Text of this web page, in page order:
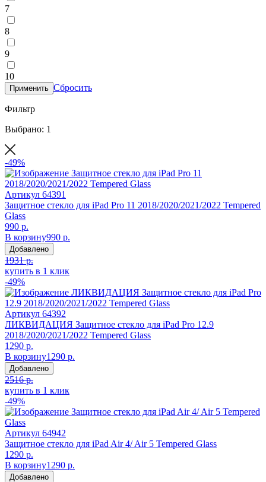
7
8
9
10
Применить Сбросить
Фильтр
Выбрано: 1
-49%
Артикул 64391
Защитное стекло для iPad Pro 11 2018/2020/2021/2022 Tempered
Glass
990 р.
В корзину990 р.
Добавлено
1931 р.
купить в 1 клик
-49%
Артикул 64392
ЛИКВИДАЦИЯ Защитное стекло для iPad Pro 12.9
2018/2020/2021/2022 Tempered Glass
1290 р.
В корзину1290 р.
Добавлено
2516 р.
купить в 1 клик
-49%
Артикул 64942
Защитное стекло для iPad Air 4/ Air 5 Tempered Glass
1290 р.
В корзину1290 р.
Добавлено